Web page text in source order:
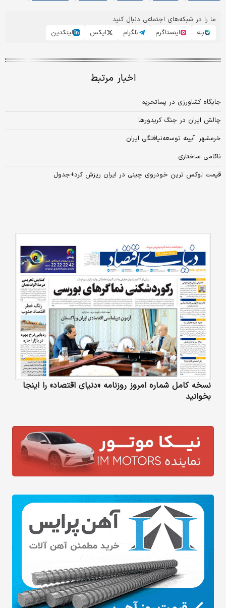
ما را در شبکه‌های اجتماعی دنبال کنید
بله
اینستاگرم تلگرام ایکس لینکدین
اخبار مرتبط
جایگاه کشاورزی در پساتحریم
چالش ایران در جنگ کریدورها
خرمشهر؛ آیینه توسعه‌نیافتگی ایران
ناکامی ساختاری
قیمت لوکس ترین خودروی چینی در ایران ریزش کرد+جدول
نسخه کامل شماره امروز روزنامه «دنیای‌ اقتصاد» را اینجا
بخوانید